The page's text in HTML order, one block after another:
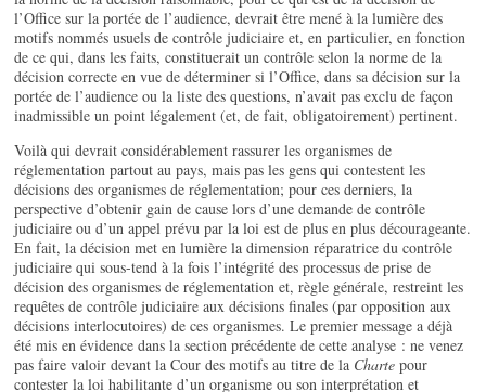
l’Office sur la portée de l’audience, devrait être mené à la lumière des
motifs nommés usuels de contrôle judiciaire et, en particulier, en fonction
de ce qui, dans les faits, constituerait un contrôle selon la norme de la
décision correcte en vue de déterminer si l’Office, dans sa décision sur la
portée de l’audience ou la liste des questions, n’avait pas exclu de façon
inadmissible un point légalement (et, de fait, obligatoirement) pertinent.
Voilà qui devrait considérablement rassurer les organismes de
réglementation partout au pays, mais pas les gens qui contestent les
décisions des organismes de réglementation; pour ces derniers, la
perspective d’obtenir gain de cause lors d’une demande de contrôle
judiciaire ou d’un appel prévu par la loi est de plus en plus décourageante.
En fait, la décision met en lumière la dimension réparatrice du contrôle
judiciaire qui sous-tend à la fois l’intégrité des processus de prise de
décision des organismes de réglementation et, règle générale, restreint les
requêtes de contrôle judiciaire aux décisions finales (par opposition aux
décisions interlocutoires) de ces organismes. Le premier message a déjà
été mis en évidence dans la section précédente de cette analyse : ne venez
pas faire valoir devant la Cour des motifs au titre de la Chartepour
contester la loi habilitante d’un organisme ou son interprétation et